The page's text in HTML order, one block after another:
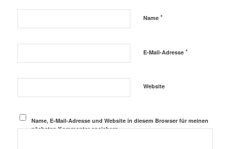
Name *
E-Mail-Adresse *
Website
Name, E-Mail-Adresse und Website in diesem Browser für meinen
nächsten Kommentar speichern.